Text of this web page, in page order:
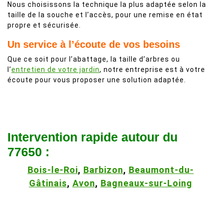
Nous choisissons la technique la plus adaptée selon la
taille de la souche et l’accès, pour une remise en état
propre et sécurisée.
Un service à l’écoute de vos besoins
Que ce soit pour l’abattage, la taille d’arbres ou
l’entretien de votre jardin, notre entreprise est à votre
écoute pour vous proposer une solution adaptée.
Intervention rapide autour du
77650 :
Bois-le-Roi, Barbizon, Beaumont-du-
Gâtinais, Avon, Bagneaux-sur-Loing